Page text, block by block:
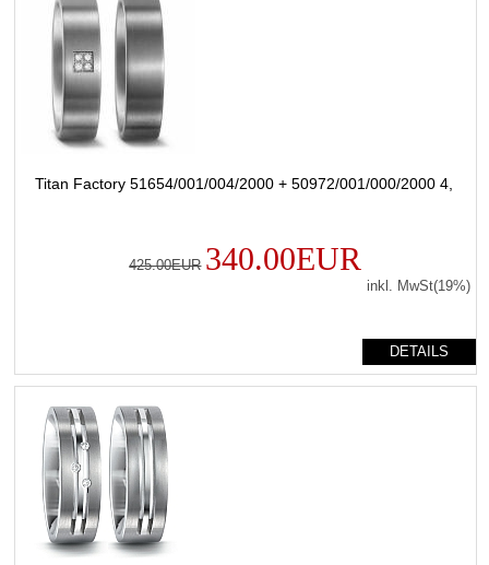
Titan Factory 51654/001/004/2000 + 50972/001/000/2000 4,
425.00EUR 340.00EUR
inkl. MwSt(19%)
DETAILS